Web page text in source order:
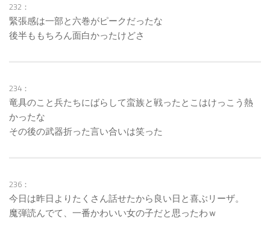
232：
緊張感は一部と六巻がピークだったな
後半ももちろん面白かったけどさ
234：
竜具のこと兵たちにばらして蛮族と戦ったとこはけっこう熱
かったな
その後の武器折った言い合いは笑った
236：
今日は昨日よりたくさん話せたから良い日と喜ぶリーザ。
魔弾読んでて、一番かわいい女の子だと思ったわｗ